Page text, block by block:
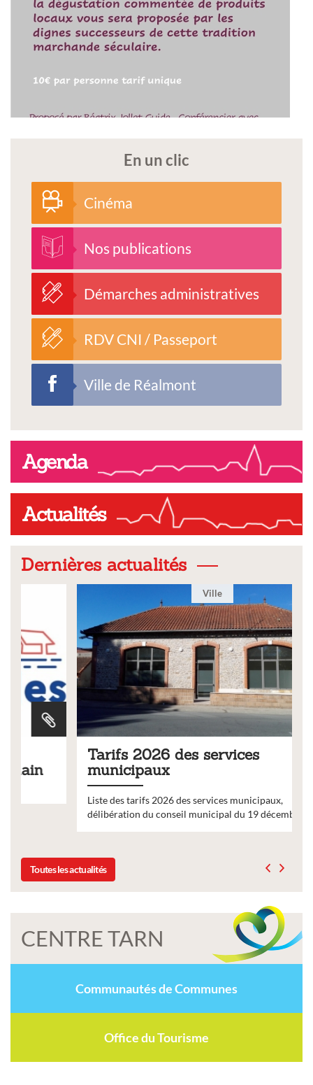
En un clic
Cinéma
Nos publications
Démarches administratives
RDV CNI / Passeport
Ville de Réalmont
Agenda
Actualités
Dernières actualités
Tarifs 2026 des services
municipaux
Liste des tarifs 2026 des services municipaux,
délibération du conseil municipal du 19 décembre 2025
Toutes les actualités
CENTRE TARN
Communautés de Communes
Office du Tourisme